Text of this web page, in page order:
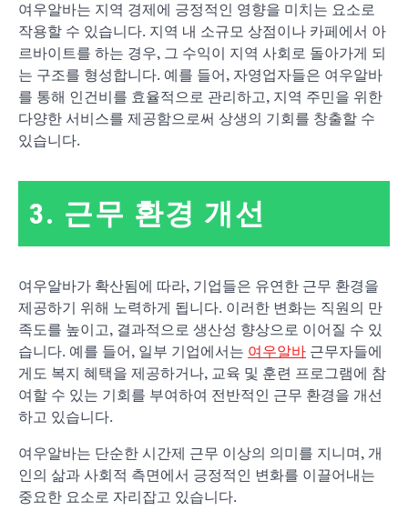
여우알바는 지역 경제에 긍정적인 영향을 미치는 요소로
작용할 수 있습니다. 지역 내 소규모 상점이나 카페에서 아
르바이트를 하는 경우, 그 수익이 지역 사회로 돌아가게 되
는 구조를 형성합니다. 예를 들어, 자영업자들은 여우알바
를 통해 인건비를 효율적으로 관리하고, 지역 주민을 위한
다양한 서비스를 제공함으로써 상생의 기회를 창출할 수
있습니다.
3. 근무 환경 개선
여우알바가 확산됨에 따라, 기업들은 유연한 근무 환경을
제공하기 위해 노력하게 됩니다. 이러한 변화는 직원의 만
족도를 높이고, 결과적으로 생산성 향상으로 이어질 수 있
습니다. 예를 들어, 일부 기업에서는 여우알바 근무자들에
게도 복지 혜택을 제공하거나, 교육 및 훈련 프로그램에 참
여할 수 있는 기회를 부여하여 전반적인 근무 환경을 개선
하고 있습니다.
여우알바는 단순한 시간제 근무 이상의 의미를 지니며, 개
인의 삶과 사회적 측면에서 긍정적인 변화를 이끌어내는
중요한 요소로 자리잡고 있습니다.